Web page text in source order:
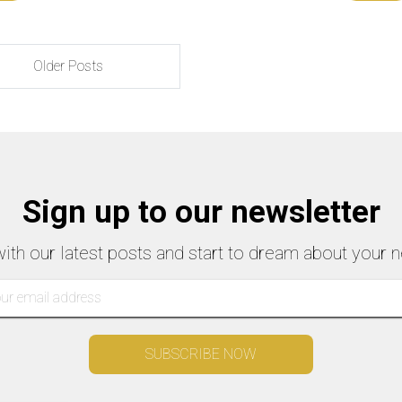
Older Posts
Sign up to our newsletter
our latest posts and start to dream about your